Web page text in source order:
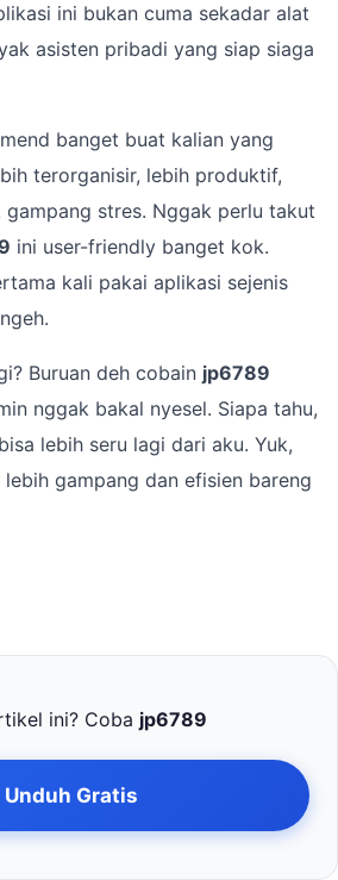
ini bukan cuma sekadar alat
asisten pribadi yang siap siaga
banget buat kalian yang
terorganisir, lebih produktif,
stres. Nggak perlu takut
ini user-friendly banget kok.
kali pakai aplikasi sejenis
Buruan deh cobain jp6789
nggak bakal nyesel. Siapa tahu,
lebih seru lagi dari aku. Yuk,
gampang dan efisien bareng
ini? Coba jp6789
Unduh Gratis